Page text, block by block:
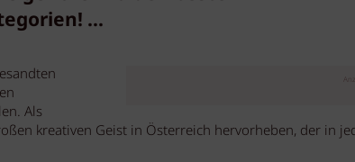
...
Als
kreativen Geist in Österreich hervorheben, der in